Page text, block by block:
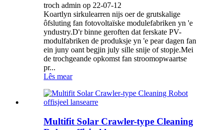
troch admin op 22-07-12
Koartlyn sirkulearren nijs oer de grutskalige
ôfsluting fan fotovoltaïske modulefabriken yn 'e
yndustry.D'r binne geroften dat ferskate PV-
modulfabriken de produksje yn 'e pear dagen fan
ein juny oant begjin july sille snije of stopje.Mei
de trochgeande opkomst fan stroomopwaartse
pr...
Lês mear
Multifit Solar Crawler-type Cleaning